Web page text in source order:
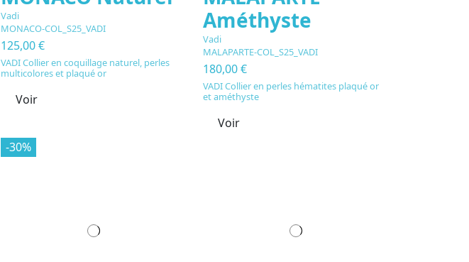
Vadi
MONACO-COL_S25_VADI
125,00 €
VADI Collier en coquillage naturel, perles
multicolores et plaqué or
Voir
Améthyste
Vadi
MALAPARTE-COL_S25_VADI
180,00 €
VADI Collier en perles hématites plaqué or
et améthyste
Voir
-30%